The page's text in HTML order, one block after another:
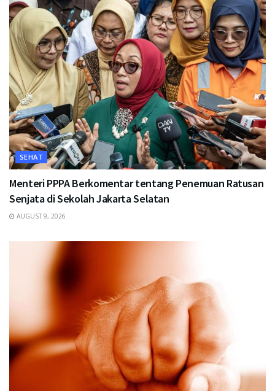
SEHAT
Menteri PPPA Berkomentar tentang Penemuan Ratusan
Senjata di Sekolah Jakarta Selatan
AUGUST 9, 2026